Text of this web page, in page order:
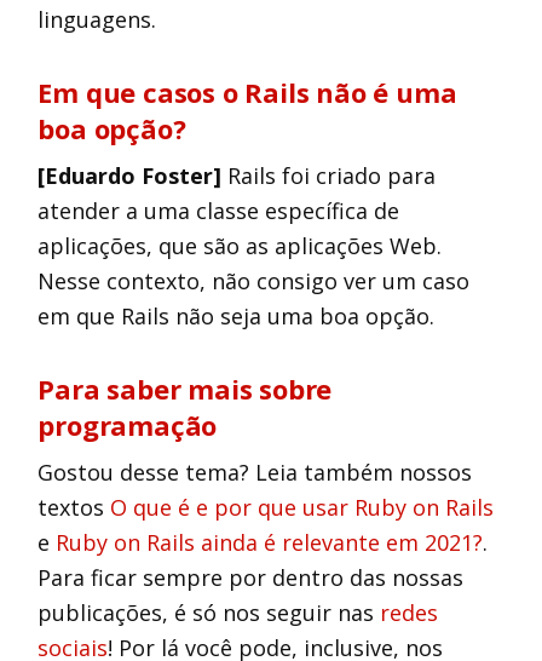
linguagens.
Em que casos o Rails não é uma
boa opção?
[Eduardo Foster] Rails foi criado para
atender a uma classe específica de
aplicações, que são as aplicações Web.
Nesse contexto, não consigo ver um caso
em que Rails não seja uma boa opção.
Para saber mais sobre
programação
Gostou desse tema? Leia também nossos
textos O que é e por que usar Ruby on Rails
e Ruby on Rails ainda é relevante em 2021?.
Para ficar sempre por dentro das nossas
publicações, é só nos seguir nas redes
sociais! Por lá você pode, inclusive, nos